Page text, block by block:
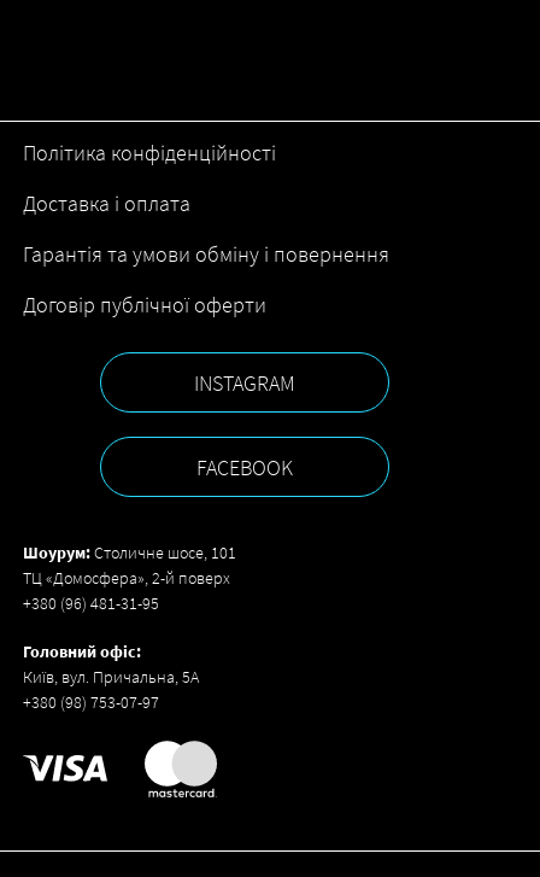
Доставка і оплата
Головний офіс:
Київ, вул. Причальна, 5А
+380 (98) 753-07-97
Політика конфіденційності
Договір публічної оферти
Гарантія та умови обміну і повернення
FACEBOOK
INSTAGRAM
Шоурум:Столичне шосе, 101
ТЦ «Домосфера», 2-й поверх
+380 (96) 481-31-95